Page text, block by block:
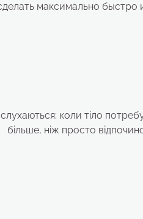
максимально быстро
слухаються: коли тіло
більше, ніж просто